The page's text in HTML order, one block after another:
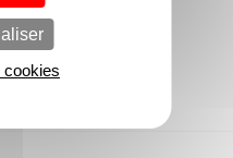
actuellement.
cookies